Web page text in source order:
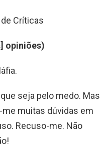
Críticas
opiniões)
seja pelo medo. Mas
me muitas dúvidas em
Recuso-me. Não